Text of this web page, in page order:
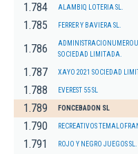
1.784 ALAMBIQ LOTERIA SL.
1.785 FERRER Y BAVIERA SL.
1.786
SOCIEDAD LIMITADA.
1.787 XAYO 2021 SOCIEDAD
1.788 EVEREST 55 SL
1.789 FONCEBADON SL
1.790 RECREATIVOS TEMALOFRAN
1.791 ROJO Y NEGRO JUEGOS SL.